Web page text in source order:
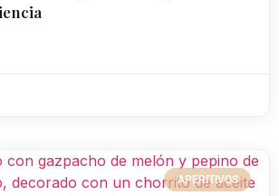
APERITIVOS